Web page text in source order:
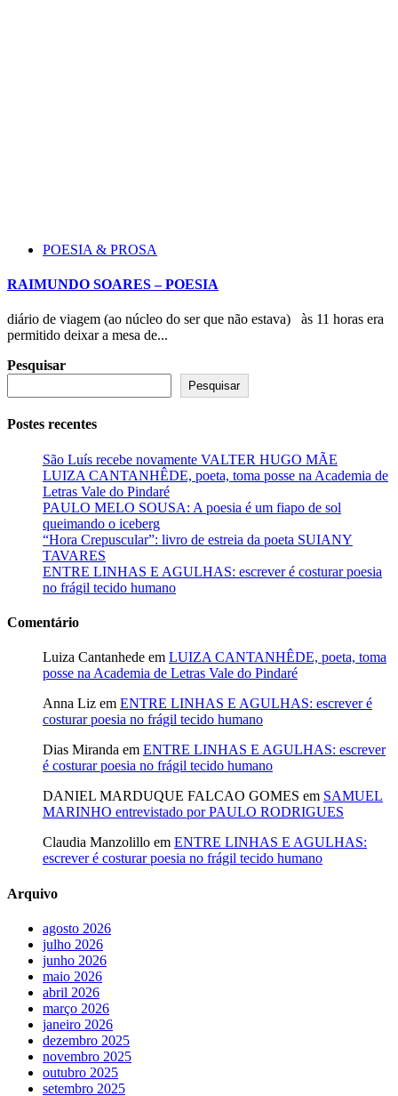
POESIA & PROSA
RAIMUNDO SOARES – POESIA
diário de viagem (ao núcleo do ser que não estava) às 11 horas era
permitido deixar a mesa de...
Pesquisar
Pesquisar
Postes recentes
São Luís recebe novamente VALTER HUGO MÃE
LUIZA CANTANHÊDE, poeta, toma posse na Academia de
Letras Vale do Pindaré
PAULO MELO SOUSA: A poesia é um fiapo de sol
queimando o iceberg
“Hora Crepuscular”: livro de estreia da poeta SUIANY
TAVARES
ENTRE LINHAS E AGULHAS: escrever é costurar poesia
no frágil tecido humano
Comentário
Luiza Cantanhede em LUIZA CANTANHÊDE, poeta, toma
posse na Academia de Letras Vale do Pindaré
Anna Liz em ENTRE LINHAS E AGULHAS: escrever é
costurar poesia no frágil tecido humano
Dias Miranda em ENTRE LINHAS E AGULHAS: escrever
é costurar poesia no frágil tecido humano
DANIEL MARDUQUE FALCAO GOMES em SAMUEL
MARINHO entrevistado por PAULO RODRIGUES
Claudia Manzolillo em ENTRE LINHAS E AGULHAS:
escrever é costurar poesia no frágil tecido humano
Arquivo
agosto 2026
julho 2026
junho 2026
maio 2026
abril 2026
março 2026
janeiro 2026
dezembro 2025
novembro 2025
outubro 2025
setembro 2025